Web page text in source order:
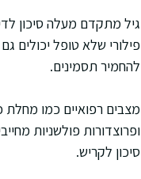
גיל מתקדם מעלה סיכון
פילורי שלא טופל יכולים
להחמיר תסמינים.
מצבים רפואיים כמו מחלת
ופרוצדורות פולשניות
סיכון לקריש.